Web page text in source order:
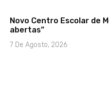
Novo Centro Escolar de
abertas”
7 De Agosto, 2026